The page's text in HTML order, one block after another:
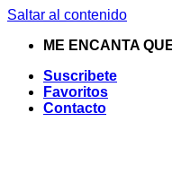
Saltar al contenido
ME ENCANTA
Suscribete
Favoritos
Contacto